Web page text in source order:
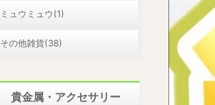
ミュウミュウ(1)
その他雑貨(38)
貴金属・アクセサリー